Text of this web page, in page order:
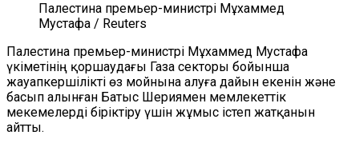
Палестина премьер-министрі Мұхаммед
Мустафа / Reuters
Палестина премьер-министрі Мұхаммед Мустафа
үкіметінің қоршаудағы Газа секторы бойынша
жауапкершілікті өз мойнына алуға дайын екенін және
басып алынған Батыс Шериямен мемлекеттік
мекемелерді біріктіру үшін жұмыс істеп жатқанын
айтты.